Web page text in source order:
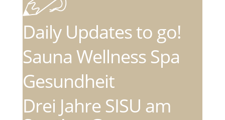
Daily Updates to go!
Sauna Wellness Spa
Gesundheit
Drei Jahre SISU am